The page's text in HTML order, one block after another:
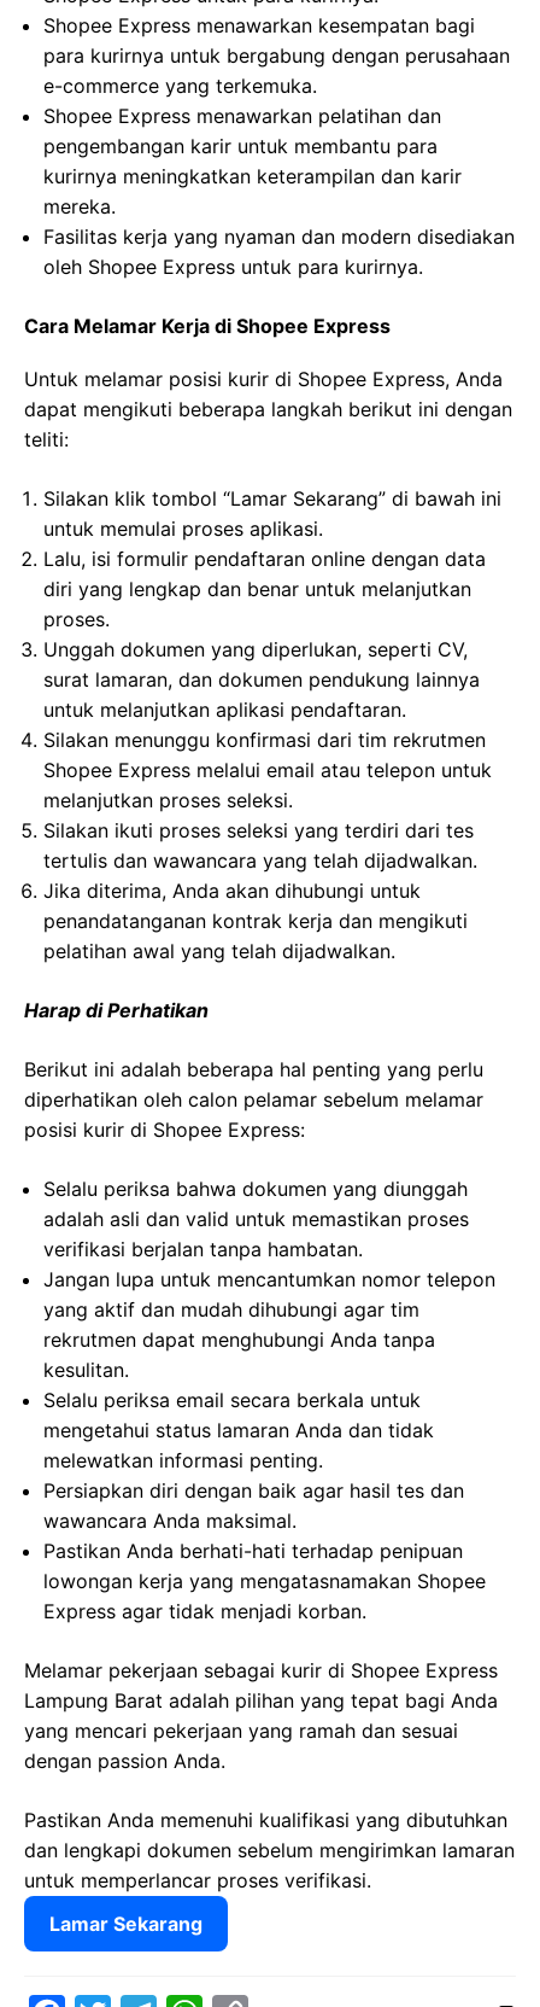
Shopee Express menawarkan kesempatan bagi
para kurirnya untuk bergabung dengan perusahaan
e-commerce yang terkemuka.
Shopee Express menawarkan pelatihan dan
pengembangan karir untuk membantu para
kurirnya meningkatkan keterampilan dan karir
mereka.
Fasilitas kerja yang nyaman dan modern disediakan
oleh Shopee Express untuk para kurirnya.
Cara Melamar Kerja di Shopee Express
Untuk melamar posisi kurir di Shopee Express, Anda
dapat mengikuti beberapa langkah berikut ini dengan
teliti:
Silakan klik tombol “Lamar Sekarang” di bawah ini
untuk memulai proses aplikasi.
Lalu, isi formulir pendaftaran online dengan data
diri yang lengkap dan benar untuk melanjutkan
proses.
Unggah dokumen yang diperlukan, seperti CV,
surat lamaran, dan dokumen pendukung lainnya
untuk melanjutkan aplikasi pendaftaran.
Silakan menunggu konfirmasi dari tim rekrutmen
Shopee Express melalui email atau telepon untuk
melanjutkan proses seleksi.
Silakan ikuti proses seleksi yang terdiri dari tes
tertulis dan wawancara yang telah dijadwalkan.
Jika diterima, Anda akan dihubungi untuk
penandatanganan kontrak kerja dan mengikuti
pelatihan awal yang telah dijadwalkan.
Harap di Perhatikan
Berikut ini adalah beberapa hal penting yang perlu
diperhatikan oleh calon pelamar sebelum melamar
posisi kurir di Shopee Express:
Selalu periksa bahwa dokumen yang diunggah
adalah asli dan valid untuk memastikan proses
verifikasi berjalan tanpa hambatan.
Jangan lupa untuk mencantumkan nomor telepon
yang aktif dan mudah dihubungi agar tim
rekrutmen dapat menghubungi Anda tanpa
kesulitan.
Selalu periksa email secara berkala untuk
mengetahui status lamaran Anda dan tidak
melewatkan informasi penting.
Persiapkan diri dengan baik agar hasil tes dan
wawancara Anda maksimal.
Pastikan Anda berhati-hati terhadap penipuan
lowongan kerja yang mengatasnamakan Shopee
Express agar tidak menjadi korban.
Melamar pekerjaan sebagai kurir di Shopee Express
Lampung Barat adalah pilihan yang tepat bagi Anda
yang mencari pekerjaan yang ramah dan sesuai
dengan passion Anda.
Pastikan Anda memenuhi kualifikasi yang dibutuhkan
dan lengkapi dokumen sebelum mengirimkan lamaran
untuk memperlancar proses verifikasi.
Lamar Sekarang